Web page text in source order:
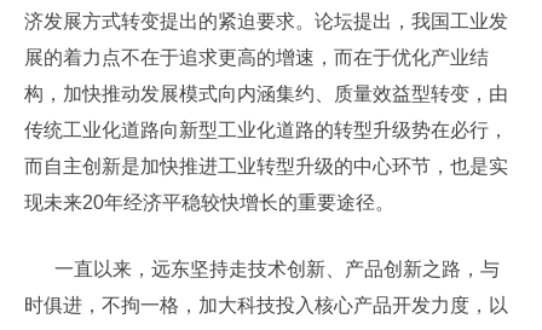
济发展方式转变提出的紧迫要求。论坛提出，我国工业发
展的着力点不在于追求更高的增速，而在于优化产业结
构，加快推动发展模式向内涵集约、质量效益型转变，由
传统工业化道路向新型工业化道路的转型升级势在必行，
而自主创新是加快推进工业转型升级的中心环节，也是实
现未来20年经济平稳较快增长的重要途径。
一直以来，远东坚持走技术创新、产品创新之路，与
时俱进，不拘一格，加大科技投入核心产品开发力度，以